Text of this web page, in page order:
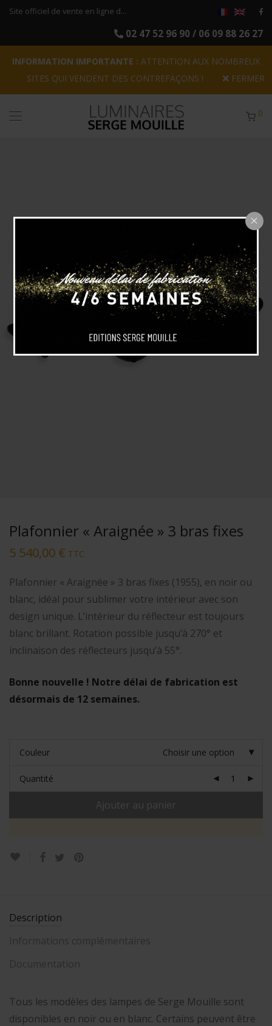
Site officiel de vente en ligne des rééditions originales des luminaires Serge Mouille
02 47 52 96 90 / 06 09 88 26 27
INFORMATION IMPORTANTE : ATTENTION AUX NOMBREUX
SITES QUI VENDENT DES CONTREFAÇONS !
FERMER
0
Plafonnier « Araignée » 3 bras fixes
5 540,00 € TTC
Plafonnier « Araignée » 3 bras fixes (1955), en noir ou
blanc, idéal pour sublimer votre intérieur avec son
design unique. L’intérieur du réflecteur est toujours
blanc brillant. Rotation possible jusqu’à 270° et
inclinaison des réflecteurs jusqu’à 55°.
Bonne nouvelle ! Notre délai de fabrication est
désormais de 12 semaines.
Couleur Choisir une option
Quantité
Ajouter au panier
Description
Informations complémentaires
Documentation
Tous les modèles des lampes de Serge Mouille sont
disponibles en noir ou en blanc. Certains peuvent être